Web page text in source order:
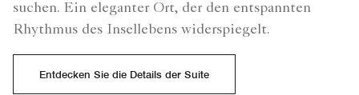
suchen. Ein eleganter Ort, der den entspannten
Rhythmus des Insellebens widerspiegelt.
Entdecken Sie die Details der Suite